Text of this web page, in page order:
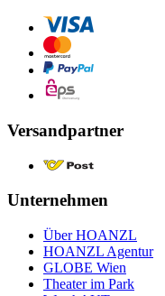
Versandpartner
Unternehmen
Über HOANZL
HOANZL Agentur
GLOBE Wien
Theater im Park